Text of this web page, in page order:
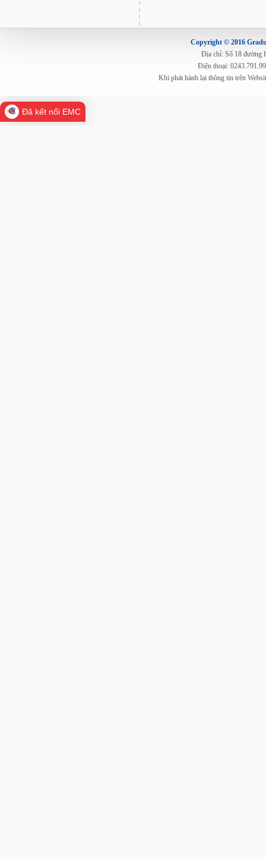
Copyright © 2016
Địa chỉ: Số 18 đường
Điện thoại:
Khi phát hành lại thông tin trên
Đã kết nối EMC